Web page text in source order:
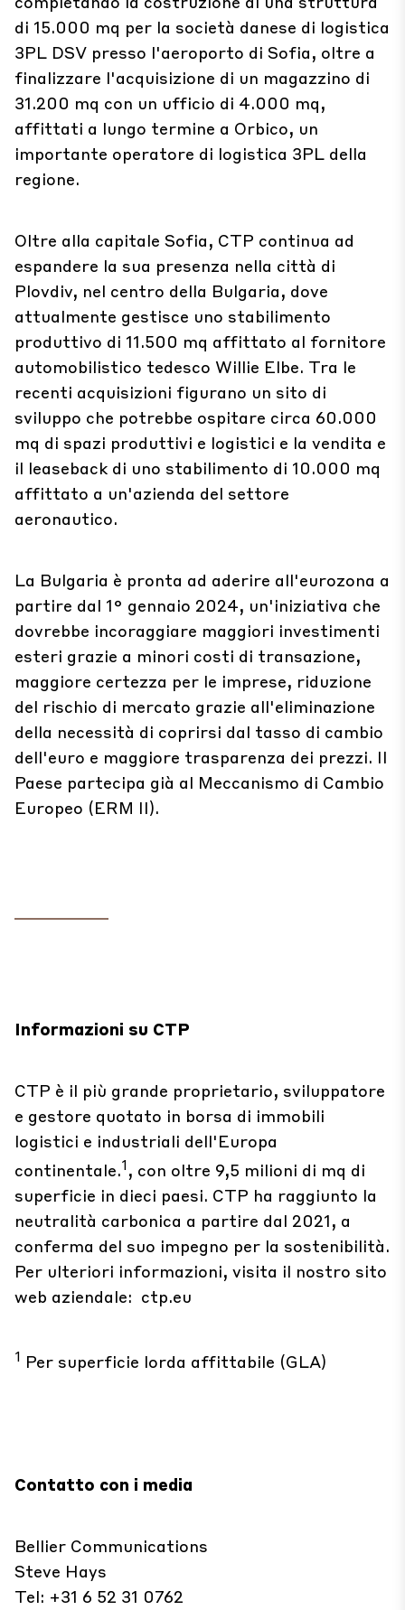
di 15.000 mq per la società danese di logistica
3PL DSV presso l'aeroporto di Sofia, oltre a
finalizzare l'acquisizione di un magazzino di
31.200 mq con un ufficio di 4.000 mq,
affittati a lungo termine a Orbico, un
importante operatore di logistica 3PL della
regione.
Oltre alla capitale Sofia, CTP continua ad
espandere la sua presenza nella città di
Plovdiv, nel centro della Bulgaria, dove
attualmente gestisce uno stabilimento
produttivo di 11.500 mq affittato al fornitore
automobilistico tedesco Willie Elbe. Tra le
recenti acquisizioni figurano un sito di
sviluppo che potrebbe ospitare circa 60.000
mq di spazi produttivi e logistici e la vendita e
il leaseback di uno stabilimento di 10.000 mq
affittato a un'azienda del settore
aeronautico.
La Bulgaria è pronta ad aderire all'eurozona a
partire dal 1° gennaio 2024, un'iniziativa che
dovrebbe incoraggiare maggiori investimenti
esteri grazie a minori costi di transazione,
maggiore certezza per le imprese, riduzione
del rischio di mercato grazie all'eliminazione
della necessità di coprirsi dal tasso di cambio
dell'euro e maggiore trasparenza dei prezzi. Il
Paese partecipa già al Meccanismo di Cambio
Europeo (ERM II).
Informazioni su CTP
CTP è il più grande proprietario, sviluppatore
e gestore quotato in borsa di immobili
logistici e industriali dell'Europa
continentale.1, con oltre 9,5 milioni di mq di
superficie in dieci paesi. CTP ha raggiunto la
neutralità carbonica a partire dal 2021, a
conferma del suo impegno per la sostenibilità.
Per ulteriori informazioni, visita il nostro sito
web aziendale: ctp.eu
1 Per superficie lorda affittabile (GLA)
Contatto con i media
Bellier Communications
Steve Hays
Tel: +31 6 52 31 0762